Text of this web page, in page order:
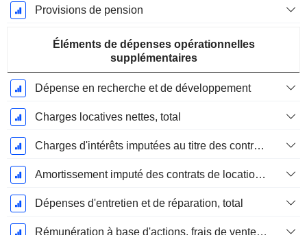
Provisions de pension
Éléments de dépenses opérationnelles
supplémentaires
Dépense en recherche et de développement
Charges locatives nettes, total
Charges d'intérêts imputées au titre des contrats de location
Amortissement imputé des contrats de location simple
Dépenses d'entretien et de réparation, total
Rémunération à base d'actions, frais de vente et d'administration (total)